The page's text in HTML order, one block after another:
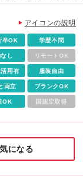
アイコンの説明
卒OK 学歴不問
し リモートOK
活用有 服装自由
両立 ブランクOK
OK 国認定取得
気になる